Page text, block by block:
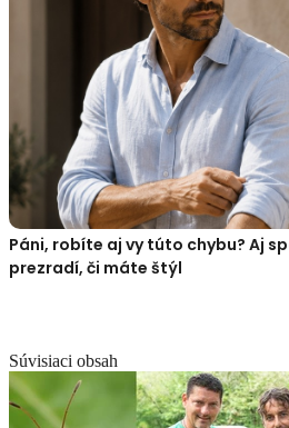
Páni, robíte aj vy túto chybu? Aj
prezradí, či máte štýl
Súvisiaci obsah